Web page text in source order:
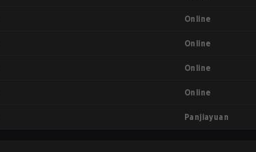
Online
Online
Online
Online
Panjiayuan